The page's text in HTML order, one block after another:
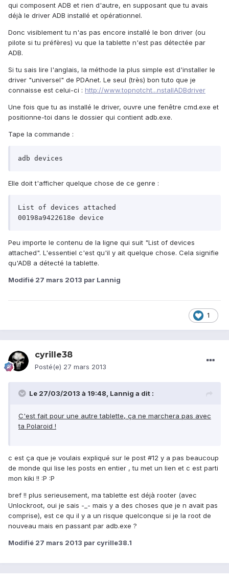
qui composent ADB et rien d'autre, en supposant que tu avais
déjà le driver ADB installé et opérationnel.
Donc visiblement tu n'as pas encore installé le bon driver (ou
pilote si tu préfères) vu que la tablette n'est pas détectée par
ADB.
Si tu sais lire l'anglais, la méthode la plus simple est d'installer le
driver "universel" de PDAnet. Le seul (très) bon tuto que je
connaisse est celui-ci : http://www.topnotcht...nstallADBdriver
Une fois que tu as installé le driver, ouvre une fenêtre cmd.exe et
positionne-toi dans le dossier qui contient adb.exe.
Tape la commande :
adb devices
Elle doit t'afficher quelque chose de ce genre :
List of devices attached
00198a9422618e device
Peu importe le contenu de la ligne qui suit "List of devices
attached". L'essentiel c'est qu'il y ait quelque chose. Cela signifie
qu'ADB a détecté la tablette.
Modifié 27 mars 2013 par Lannig
1
cyrille38
Posté(e) 27 mars 2013
Le 27/03/2013 à 19:48, Lannig a dit :
C'est fait pour une autre tablette, ça ne marchera pas avec
ta Polaroid !
c est ça que je voulais expliqué sur le post #12 y a pas beaucoup
de monde qui lise les posts en entier , tu met un lien et c est parti
mon kiki !! :P :P
bref !! plus serieusement, ma tablette est déjà rooter (avec
Unlockroot, oui je sais -_- mais y a des choses que je n avait pas
comprise), est ce qu il y a un risque quelconque si je la root de
nouveau mais en passant par adb.exe ?
Modifié 27 mars 2013 par cyrille38.1